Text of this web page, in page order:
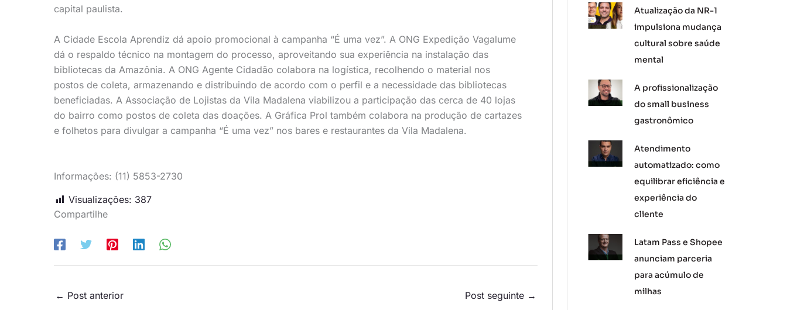
capital paulista.
A Cidade Escola Aprendiz dá apoio promocional à campanha “É uma vez”. A ONG Expedição Vagalume
dá o respaldo técnico na montagem do processo, aproveitando sua experiência na instalação das
bibliotecas da Amazônia. A ONG Agente Cidadão colabora na logística, recolhendo o material nos
postos de coleta, armazenando e distribuindo de acordo com o perfil e a necessidade das bibliotecas
beneficiadas. A Associação de Lojistas da Vila Madalena viabilizou a participação das cerca de 40 lojas
do bairro como postos de coleta das doações. A Gráfica Prol também colabora na produção de cartazes
e folhetos para divulgar a campanha “É uma vez” nos bares e restaurantes da Vila Madalena.
Informações: (11) 5853-2730
Visualizações: 387
Compartilhe
← Post anterior Post seguinte →
Atualização da NR-1
impulsiona mudança
cultural sobre saúde
mental
A profissionalização
do small business
gastronômico
Atendimento
automatizado: como
equilibrar eficiência e
experiência do
cliente
Latam Pass e Shopee
anunciam parceria
para acúmulo de
milhas